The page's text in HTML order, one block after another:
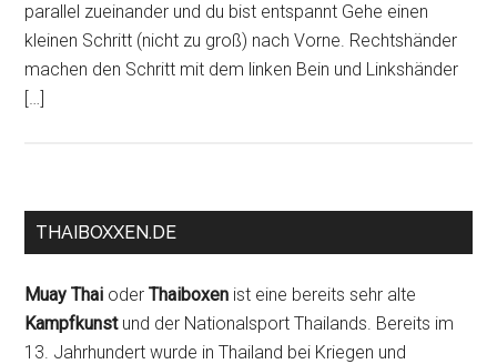
parallel zueinander und du bist entspannt Gehe einen
kleinen Schritt (nicht zu groß) nach Vorne. Rechtshänder
machen den Schritt mit dem linken Bein und Linkshänder
[…]
THAIBOXXEN.DE
Muay Thai oderThaiboxen ist eine bereits sehr alte
Kampfkunstund der Nationalsport Thailands. Bereits im
13. Jahrhundert wurde in Thailand bei Kriegen und